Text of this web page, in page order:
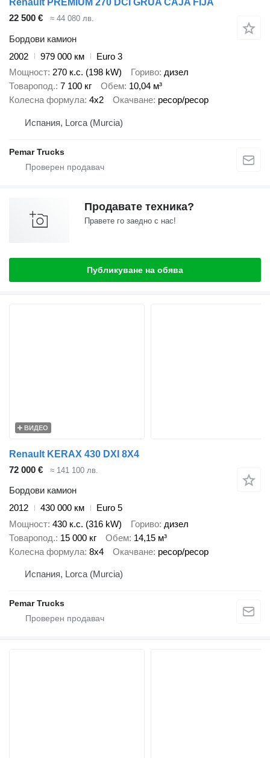
Renault PREMIUM 270 DCI GRUA CAJA FIJA
22 500 €
≈ 44 080 лв.
Бордови камион
2002
979 000 км
Euro 3
Мощност 270 к.с. (198 kW) Гориво дизел
Товаропод. 7 100 кг Обем 10,04 м³
Колесна формула 4x2 Окачване ресор/ресор
Испания, Lorca (Murcia)
Pemar Trucks
Продавате техника?
Правете го заедно с нас!
Публикуване на обява
ВИДЕО
Renault KERAX 430 DXI 8X4
72 000 €
≈ 141 100 лв.
Бордови камион
2012
430 000 км
Euro 5
Мощност 430 к.с. (316 kW) Гориво дизел
Товаропод. 15 000 кг Обем 14,15 м³
Колесна формула 8x4 Окачване ресор/ресор
Испания, Lorca (Murcia)
Pemar Trucks